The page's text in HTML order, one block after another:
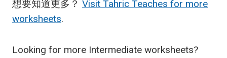
想要知道更多？ Visit Tahric Teaches for more
worksheets.
Looking for more Intermediate worksheets?